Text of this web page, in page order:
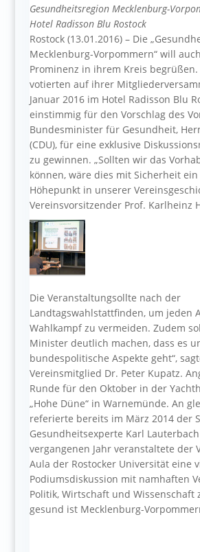
Gesundheitsregion Mecklenburg-
Hotel Radisson Blu Rostock
Rostock (13.01.2016) – Die
Mecklenburg-Vorpommern“ will
Prominenz in ihrem Kreis
votierten auf ihrer
Januar 2016 im Hotel Radisson Blu
einstimmig für den Vorschlag des
Bundesminister für Gesundheit,
(CDU), für eine exklusive
zu gewinnen. „Sollten wir das
können, wäre dies mit Sicherheit
Höhepunkt in unserer
Vereinsvorsitzender Prof. Karlheinz
Die Veranstaltungsollte nach der
Landtagswahlstattfinden, um jeden
Wahlkampf zu vermeiden. Zudem
Minister deutlich machen, dass es
bundespolitische Aspekte geht“,
Vereinsmitglied Dr. Peter Kupatz.
Runde für den Oktober in der
„Hohe Düne“ in Warnemünde. An
referierte bereits im März 2014 der
Gesundheitsexperte Karl Lauterbach
vergangenen Jahr veranstaltete der
Aula der Rostocker Universität eine
Podiumsdiskussion mit namhaften
Politik, Wirtschaft und Wissenschaft
gesund ist Mecklenburg-